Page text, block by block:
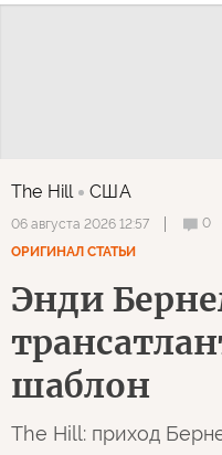
The Hill США
06 августа 2026 12:57 0
ОРИГИНАЛ СТАТЬИ
Энди
шаблон
The Hill: приход